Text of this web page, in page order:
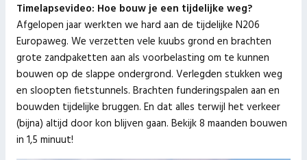
Timelapsevideo: Hoe bouw je een tijdelijke weg?
Afgelopen jaar werkten we hard aan de tijdelijke N206
Europaweg. We verzetten vele kuubs grond en brachten
grote zandpaketten aan als voorbelasting om te kunnen
bouwen op de slappe ondergrond. Verlegden stukken weg
en sloopten fietstunnels. Brachten funderingspalen aan en
bouwden tijdelijke bruggen. En dat alles terwijl het verkeer
(bijna) altijd door kon blijven gaan. Bekijk 8 maanden bouwen
in 1,5 minuut!